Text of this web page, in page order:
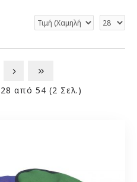
από 54 (2 Σελ.)